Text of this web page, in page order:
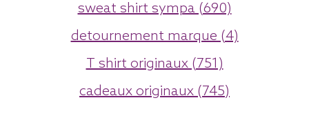
sweat shirt sympa (690)
detournement marque (4)
T shirt originaux (751)
cadeaux originaux (745)